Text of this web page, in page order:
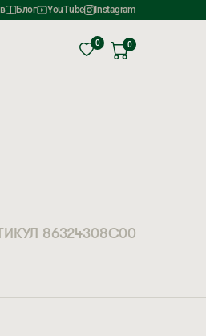
Блог YouTube Instagram
0 0
86324308C00